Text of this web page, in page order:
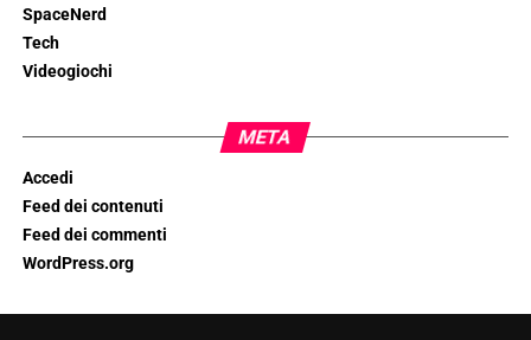
SpaceNerd
Tech
Videogiochi
META
Accedi
Feed dei contenuti
Feed dei commenti
WordPress.org